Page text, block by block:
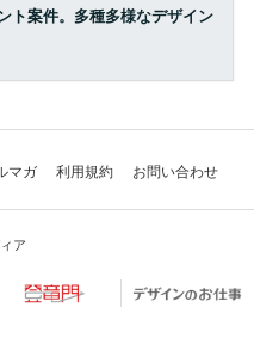
ト案件。多種多様なデザイン
マガ 利用規約 お問い合わせ
ア